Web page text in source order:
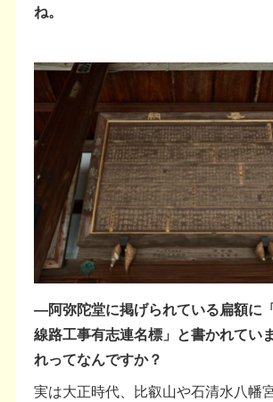
ね。
―阿弥陀堂に掲げられている扁額に
線路工事有志連名標」と書かれてい
れってなんですか？
実は大正時代、比叡山や石清水八幡